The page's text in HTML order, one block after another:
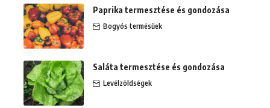
Paprika termesztése és gondozása
Bogyós termésűek
Saláta termesztése és gondozása
Levélzöldségek